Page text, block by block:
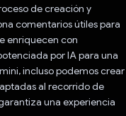
de creación y
comentarios útiles para
enriquecen con
por IA para una
incluso podemos crear
al recorrido de
una experiencia